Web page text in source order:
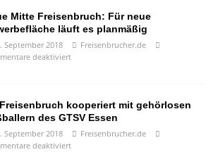
Mitte Freisenbruch: Für neue
läuft es planmäßig
September 2018
Freisenbrucher.de
deaktiviert
kooperiert mit gehörlosen
des GTSV Essen
September 2018
Freisenbrucher.de
deaktiviert